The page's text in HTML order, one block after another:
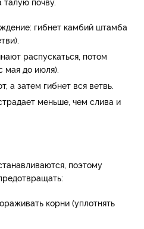
гибнет камбий штамба
распускаться, потом
мая до июля).
а затем гибнет вся ветвь.
меньше, чем слива и
поэтому
корни (уплотнять